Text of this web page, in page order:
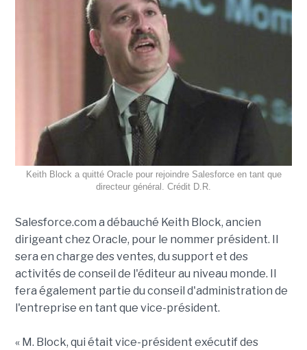
Keith Block a quitté Oracle pour rejoindre Salesforce en tant que
directeur général. Crédit D.R.
Salesforce.com a débauché Keith Block, ancien
dirigeant chez Oracle, pour le nommer président. Il
sera en charge des ventes, du support et des
activités de conseil de l'éditeur au niveau monde. Il
fera également partie du conseil d'administration de
l'entreprise en tant que vice-président.
« M. Block, qui était vice-président exécutif des